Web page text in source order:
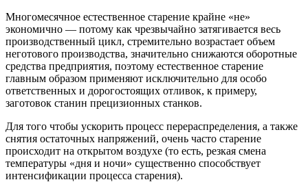
Многомесячное естественное старение крайне «не»
экономично — потому как чрезвычайно затягивается весь
производственный цикл, стремительно возрастает объем
неготового производства, значительно снижаются оборотные
средства предприятия, поэтому естественное старение
главным образом применяют исключительно для особо
ответственных и дорогостоящих отливок, к примеру,
заготовок станин прецизионных станков.
Для того чтобы ускорить процесс перераспределения, а также
снятия остаточных напряжений, очень часто старение
происходит на открытом воздухе (то есть, резкая смена
температуры «дня и ночи» существенно способствует
интенсификации процесса старения).